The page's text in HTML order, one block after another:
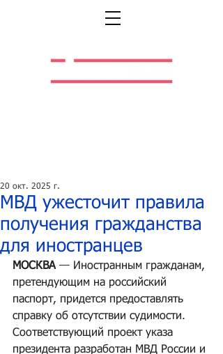
МВД ужесточит правила
получения гражданства
для иностранцев
20 окт. 2025 г.
МОСКВА — Иностранным гражданам,
претендующим на российский
паспорт, придется предоставлять
справку об отсутствии судимости.
Соответствующий проект указа
президента разработан МВД России и